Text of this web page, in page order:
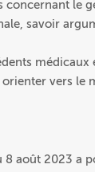
le
savoir
médicaux
vers le
août 2023 a